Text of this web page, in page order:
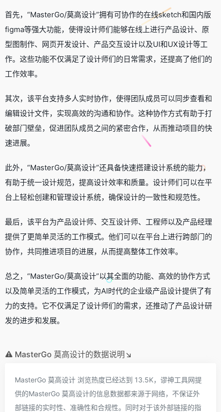
首先，“MasterGo/莫高设计”拥有可协作的在线sketch和国内版
figma等强大功能，使得设计师们能够在线上进行产品设计、原
型图制作、网页开发设计、产品交互设计以及UI和UX设计等工
作。这些功能不仅满足了设计师们的日常需求，还提高了他们的
工作效率。
其次，该平台支持多人实时协作，使得团队成员可以同步查看和
编辑设计文件，实现高效的沟通和协作。这种协作方式有助于打
破部门壁垒，促进团队成员之间的紧密合作，从而推动项目的快
速进展。
此外，“MasterGo/莫高设计”还具备快速搭建设计系统的能力，
有助于统一设计规范，提高设计效率和质量。设计师们可以在平
台上轻松创建和管理设计系统，确保设计的一致性和规范性。
最后，该平台为产品设计师、交互设计师、工程师以及产品经理
提供了更简单灵活的工作模式。他们可以在平台上进行跨部门的
协作，共同推进项目的进展，从而提高整体工作效率。
总之，“MasterGo/莫高设计”以其全面的功能、高效的协作方式
以及简单灵活的工作模式，为AI时代的企业级产品设计提供了有
力的支持。它不仅满足了设计师们的需求，还推动了产品设计研
发的进步和发展。
MasterGo 莫高设计的数据说明↘
MasterGo 莫高设计 浏览热度已经达到 13.5K，谬神工具网提
供的MasterGo 莫高设计的信息数据都来源于网络，不保证外
部链接的实时性、准确性和合规性。同时对于该外部链接的指